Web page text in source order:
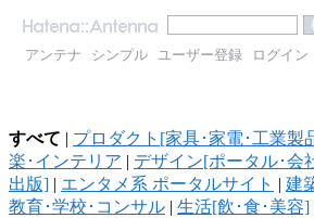
アンテナ シンプル ユーザー登録 ログイン
すべて | プロダクト[家具･家電･工業製
楽･インテリア | デザイン[ポータル･会
出版] | エンタメ系 ポータルサイト | 建
教育･学校･コンサル | 生活[飲･食･美容]